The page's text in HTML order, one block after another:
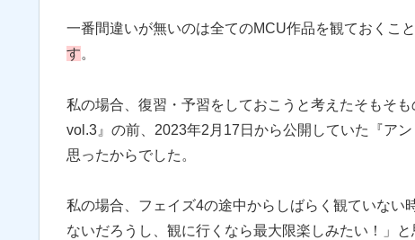
一番間違いが無いのは全てのMCU作品を観ておくこと
す。
私の場合、復習・予習をしておこうと考えたそもそ
vol.3』の前、2023年2月17日から公開していた『ア
思ったからでした。
私の場合、フェイズ4の途中からしばらく観ていな
ないだろうし、観に行くなら最大限楽しみたい！」と